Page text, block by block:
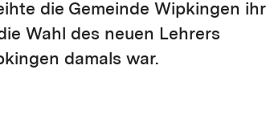
die Gemeinde Wipkingen ihr
Wahl des neuen Lehrers
damals war.